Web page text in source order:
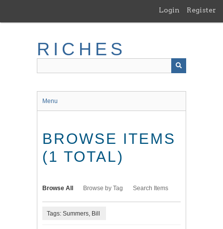
main
Login Register
RICHES
Menu
BROWSE ITEMS
(1 TOTAL)
Browse All Browse by Tag Search Items
Tags: Summers, Bill